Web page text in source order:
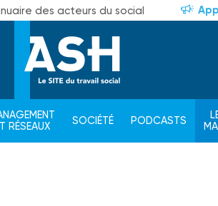
des acteurs du social
RÉSEAUX
SOCIÉTÉ PODCASTS